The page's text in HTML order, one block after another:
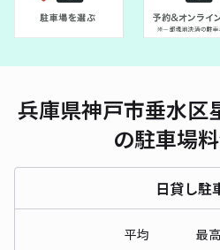
兵庫県神戸市垂水区
の駐車場
日貸し駐
平均 最